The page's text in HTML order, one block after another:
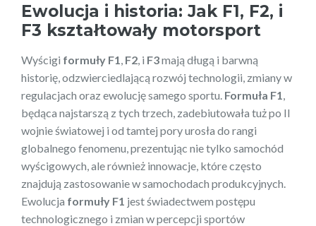
Ewolucja i historia: Jak F1, F2, i
F3 kształtowały motorsport
Wyścigi formuły F1 F2 , i F3mają długą i barwną
historię, odzwierciedlającą rozwój technologii, zmiany w
regulacjach oraz ewolucję samego sportu. Formuła F1
będąca najstarszą z tych trzech, zadebiutowała tuż po II
wojnie światowej i od tamtej pory urosła do rangi
globalnego fenomenu, prezentując nie tylko samochód
wyścigowych, ale również innowacje, które często
znajdują zastosowanie w samochodach produkcyjnych.
Ewolucja formuły F1 jest świadectwem postępu
technologicznego i zmian w percepcji sportów